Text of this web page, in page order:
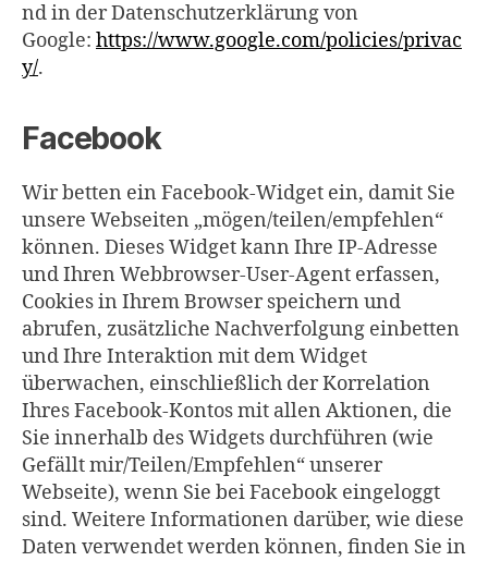
nd in der Datenschutzerklärung von
Google: https://www.google.com/policies/privac
y/.
Facebook
Wir betten ein Facebook-Widget ein, damit Sie
unsere Webseiten „mögen/teilen/empfehlen“
können. Dieses Widget kann Ihre IP-Adresse
und Ihren Webbrowser-User-Agent erfassen,
Cookies in Ihrem Browser speichern und
abrufen, zusätzliche Nachverfolgung einbetten
und Ihre Interaktion mit dem Widget
überwachen, einschließlich der Korrelation
Ihres Facebook-Kontos mit allen Aktionen, die
Sie innerhalb des Widgets durchführen (wie
Gefällt mir/Teilen/Empfehlen“ unserer
Webseite), wenn Sie bei Facebook eingeloggt
sind. Weitere Informationen darüber, wie diese
Daten verwendet werden können, finden Sie in